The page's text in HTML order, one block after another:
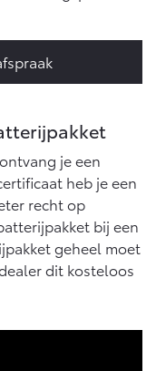
C-HR
PLUG-IN
€ 36.495,-
IN HYBRIDE
je een
heb je een
recht op
bij een
geheel moet
dit kosteloos